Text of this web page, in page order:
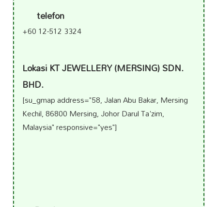
telefon
+60 12-512 3324
Lokasi KT JEWELLERY (MERSING) SDN.
BHD.
[su_gmap address="58, Jalan Abu Bakar, Mersing
Kechil, 86800 Mersing, Johor Darul Ta'zim,
Malaysia" responsive="yes"]